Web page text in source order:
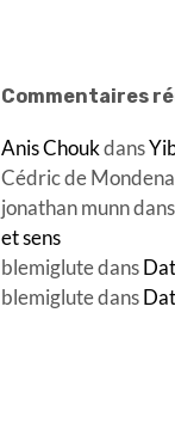
Commentaires
Anis Choukdans
Cédric de
jonathan munndans
et sens
blemiglutedans
blemiglutedans